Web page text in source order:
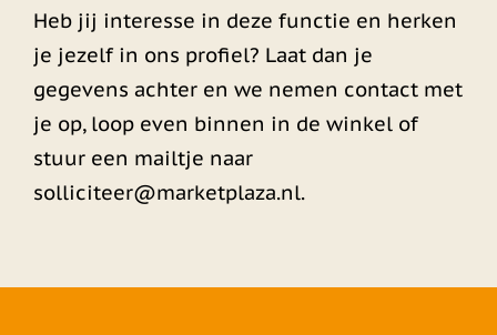
Heb jij interesse in deze functie en herken
je jezelf in ons profiel? Laat dan je
gegevens achter en we nemen contact met
je op, loop even binnen in de winkel of
stuur een mailtje naar
solliciteer@marketplaza.nl.